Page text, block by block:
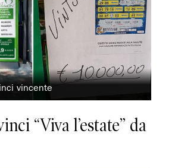
vincente
“Viva l’estate” da